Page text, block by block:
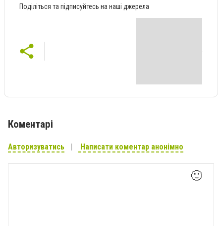
Поділіться та підписуйтесь на наші джерела
Коментарі
Авторизуватись Написати коментар анонімно
🙂